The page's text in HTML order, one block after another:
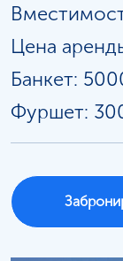
Цена
Банкет:
Фуршет: